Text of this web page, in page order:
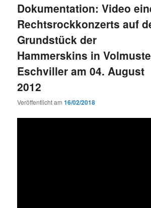
Dokumentation: Video
Rechtsrockkonzerts auf
Grundstück der
Hammerskins in
Eschviller am 04. August
2012
Veröffentlicht am16/02/2018